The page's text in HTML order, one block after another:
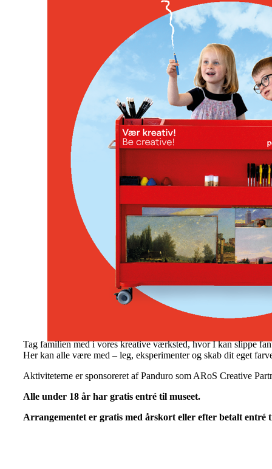
Tag familien med i vores kreative værksted, hvor I kan slippe
Her kan alle være med – leg, eksperimenter og skab dit eget
Aktiviteterne er sponsoreret af Panduro som ARoS Creative
Alle under 18 år har gratis entré til museet.
Arrangementet er gratis med årskort eller efter betalt entré